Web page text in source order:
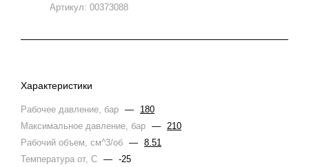
Артикул: 00373088
Характеристики
Рабочее давление, бар —
180
Максимальное давление, бар — 210
Рабочий объем, см^3/об — 8.51
Температура от, С — -25